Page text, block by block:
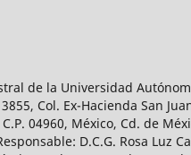
de la Universidad
Col. Ex-Hacienda San
04960, México, Cd. de
D.C.G. Rosa Luz